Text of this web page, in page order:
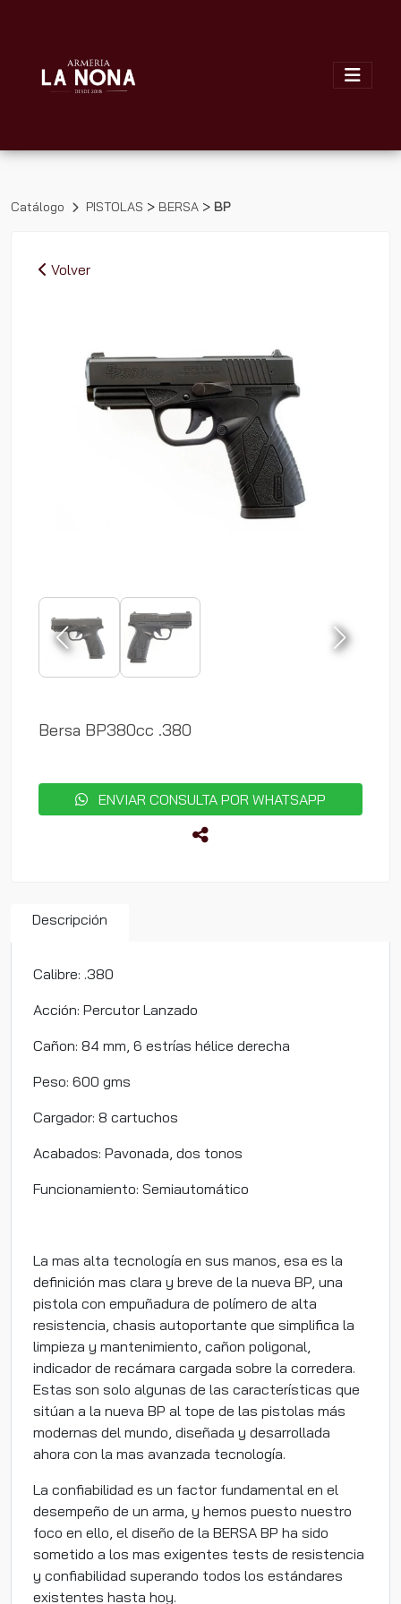
Catálogo PISTOLAS > BERSA > BP
Volver
Bersa BP380cc .380
ENVIAR CONSULTA POR WHATSAPP
Descripción
Calibre: .380
Acción: Percutor Lanzado
Cañon: 84 mm, 6 estrías hélice derecha
Peso: 600 gms
Cargador: 8 cartuchos
Acabados: Pavonada, dos tonos
Funcionamiento: Semiautomático
La mas alta tecnología en sus manos, esa es la
definición mas clara y breve de la nueva BP, una
pistola con empuñadura de polímero de alta
resistencia, chasis autoportante que simplifica la
limpieza y mantenimiento, cañon poligonal,
indicador de recámara cargada sobre la corredera.
Estas son solo algunas de las características que
sitúan a la nueva BP al tope de las pistolas más
modernas del mundo, diseñada y desarrollada
ahora con la mas avanzada tecnología.
La confiabilidad es un factor fundamental en el
desempeño de un arma, y hemos puesto nuestro
foco en ello, el diseño de la BERSA BP ha sido
sometido a los mas exigentes tests de resistencia
y confiabilidad superando todos los estándares
existentes hasta hoy.